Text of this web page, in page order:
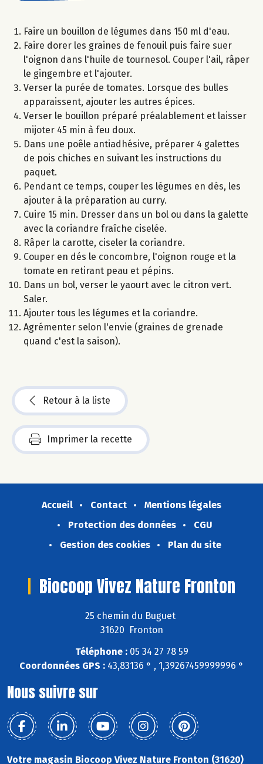
Faire un bouillon de légumes dans 150 ml d'eau.
Faire dorer les graines de fenouil puis faire suer
l'oignon dans l'huile de tournesol. Couper l'ail, râper
le gingembre et l'ajouter.
Verser la purée de tomates. Lorsque des bulles
apparaissent, ajouter les autres épices.
Verser le bouillon préparé préalablement et laisser
mijoter 45 min à feu doux.
Dans une poêle antiadhésive, préparer 4 galettes
de pois chiches en suivant les instructions du
paquet.
Pendant ce temps, couper les légumes en dés, les
ajouter à la préparation au curry.
Cuire 15 min. Dresser dans un bol ou dans la galette
avec la coriandre fraîche ciselée.
Râper la carotte, ciseler la coriandre.
Couper en dés le concombre, l'oignon rouge et la
tomate en retirant peau et pépins.
Dans un bol, verser le yaourt avec le citron vert.
Saler.
Ajouter tous les légumes et la coriandre.
Agrémenter selon l'envie (graines de grenade
quand c'est la saison).
Retour à la liste
Imprimer la recette
Accueil Contact
Mentions légales
Protection des données
CGU
Gestion des cookies
Plan du site
Biocoop Vivez Nature Fronton
25 chemin du Buguet
31620 Fronton
Téléphone :05 34 27 78 59
Coordonnées GPS : 43,83136 ° , 1,39267459999996 °
Nous suivre sur
Votre magasin Biocoop Vivez Nature Fronton (31620)